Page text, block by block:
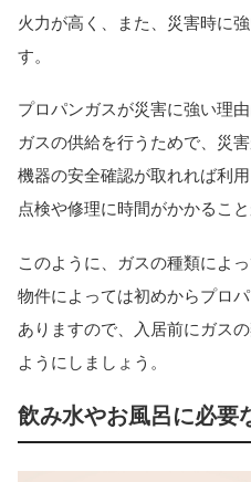
火力が高く、また、災害時に
す。
プロパンガスが災害に強い理
ガスの供給を行うためで、災
機器の安全確認が取れれば利
点検や修理に時間がかかるこ
このように、ガスの種類によ
物件によっては初めからプロ
ありますので、入居前にガス
ようにしましょう。
飲み水やお風呂に必要